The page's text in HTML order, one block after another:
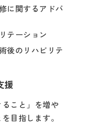
に関するアドバ
テーション
後のリハビリテ
援
こと」を増や
目指します。